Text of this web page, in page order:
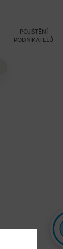
POJIŠTĚNÍ
PODNIKATELŮ